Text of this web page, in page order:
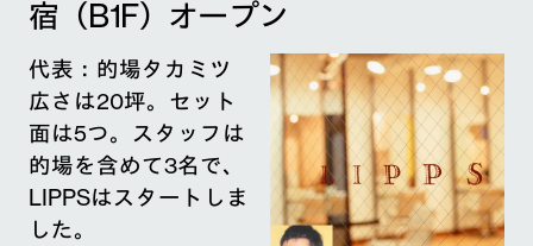
宿（B1F）オープン
代表：的場タカミツ
広さは20坪。セット
面は5つ。スタッフは
的場を含めて3名で、
LIPPSはスタートしま
した。